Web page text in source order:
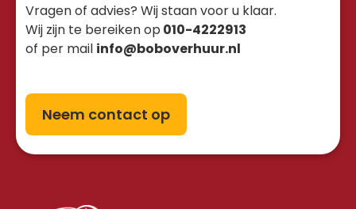
Vragen of advies? Wij staan voor u klaar.
Wij zijn te bereiken op 010-4222913
of per mail info@boboverhuur.nl
Neem contact op